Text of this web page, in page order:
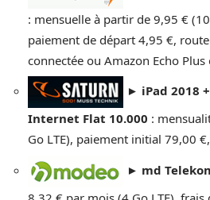
: mensuelle à partir de 9,95 €
paiement de départ 4,95 €,
connectée ou Amazon Echo
► iPad 2018
Internet Flat 10.000 :
Go LTE), paiement initial 79,00
► md